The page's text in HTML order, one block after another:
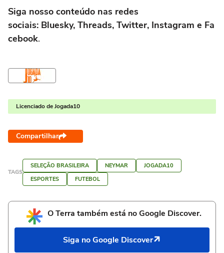
Siga nosso conteúdo nas redes
sociais: Bluesky, Threads, Twitter, Instagram e Fa
cebook.
Licenciado de Jogada10
Compartilhar
TAGS
SELEÇÃO BRASILEIRA NEYMAR
JOGADA10
ESPORTES
FUTEBOL
O Terra também está no Google Discover.
Siga no Google Discover